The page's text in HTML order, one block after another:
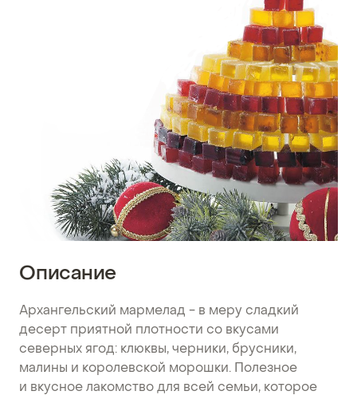
Описание
Архангельский мармелад - в меру сладкий
десерт приятной плотности со вкусами
северных ягод: клюквы, черники, брусники,
малины и королевской морошки. Полезное
и вкусное лакомство для всей семьи, которое